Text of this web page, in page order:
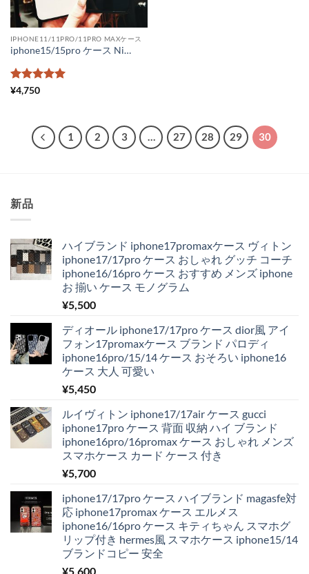
IPHONE11/11PRO/11PRO MAXケース
iphone15/15pro ケース Nike Adidas コラボ iPhone14/13/12pro maxケース ペアルック スマホケース11pro ナイキダスナイキアディダスiPhonexr ケース スポーツブランドiPhone plus/iPhoneXsケース ガラス
5段階中
¥4,750
1 2 3 … 27 28 29 30
新品
ハイブランド iphone17promaxケース ヴィトン
iphone17/17pro ケース おしゃれ グッチ コーチ
iphone16/16pro ケース おすすめ メンズ iphone
お 揃い ケース モノグラム
¥5,500
ディオール iphone17/17pro ケース dior風 アイ
フォン17promaxケース ブランド パロディ
iphone16pro/15/14 ケース おそろい iphone16
ケース 大人 可愛い
¥5,450
ルイヴィトン iphone17/17air ケース gucci
iphone17pro ケース 背面 収納 ハイ ブランド
iphone16pro/16promax ケース おしゃれ メンズ
スマホケース カード ケース 付き
¥5,700
iphone17/17pro ケース ハイブランド magasfe対
応 iphone17promax ケース エルメス
iphone16/16pro ケース キティちゃん スマホグ
リップ付き hermes風 スマホケース iphone15/14
ブランドコピー 安全
¥5,600